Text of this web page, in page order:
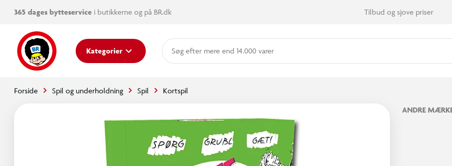
365 dages bytteservice i butikkerne og på BR.dk Tilbud og sjove priser
Kategorier mere end 14.000 varer
Forside Spil og underholdning Spil Kortspil
ANDRE